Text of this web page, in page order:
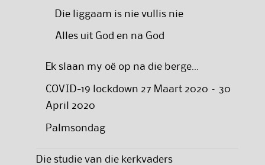
Die liggaam is nie vullis nie
Alles uit God en na God
Ek slaan my oë op na die berge…
COVID-19 lockdown 27 Maart 2020 – 30
April 2020
Palmsondag
Die studie van die kerkvaders